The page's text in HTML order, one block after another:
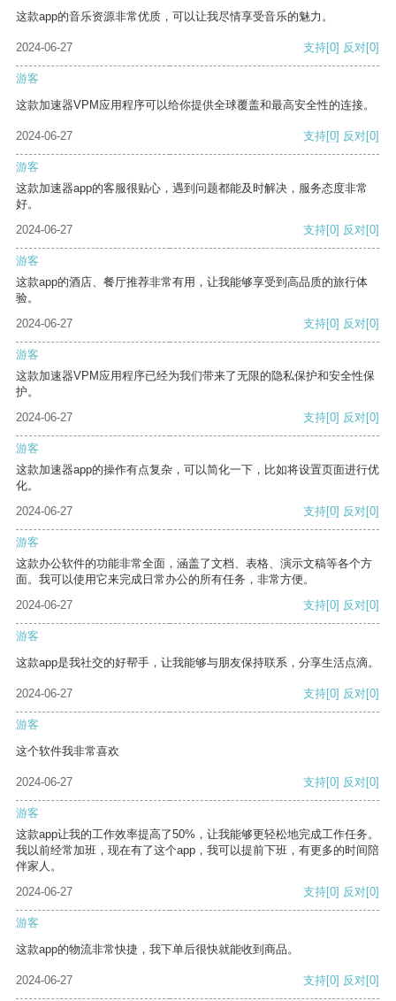
这款app的音乐资源非常优质，可以让我尽情享受音乐的魅力。
2024-06-27 支持[0] 反对[0]
游客
这款加速器VPM应用程序可以给你提供全球覆盖和最高安全性的连接。
2024-06-27 支持[0] 反对[0]
游客
这款加速器app的客服很贴心，遇到问题都能及时解决，服务态度非常
好。
2024-06-27
支持[0] 反对[0]
游客
这款app的酒店、餐厅推荐非常有用，让我能够享受到高品质的旅行体
验。
2024-06-27
支持[0] 反对[0]
游客
这款加速器VPM应用程序已经为我们带来了无限的隐私保护和安全性保
护。
2024-06-27
支持[0] 反对[0]
游客
这款加速器app的操作有点复杂，可以简化一下，比如将设置页面进行优
化。
2024-06-27
支持[0] 反对[0]
游客
这款办公软件的功能非常全面，涵盖了文档、表格、演示文稿等各个方
面。我可以使用它来完成日常办公的所有任务，非常方便。
2024-06-27
支持[0] 反对[0]
游客
这款app是我社交的好帮手，让我能够与朋友保持联系，分享生活点滴。
2024-06-27 支持[0] 反对[0]
游客
这个软件我非常喜欢
2024-06-27 支持[0] 反对[0]
游客
这款app让我的工作效率提高了50%，让我能够更轻松地完成工作任务。
我以前经常加班，现在有了这个app，我可以提前下班，有更多的时间陪
伴家人。
2024-06-27
支持[0] 反对[0]
游客
这款app的物流非常快捷，我下单后很快就能收到商品。
2024-06-27 支持[0] 反对[0]